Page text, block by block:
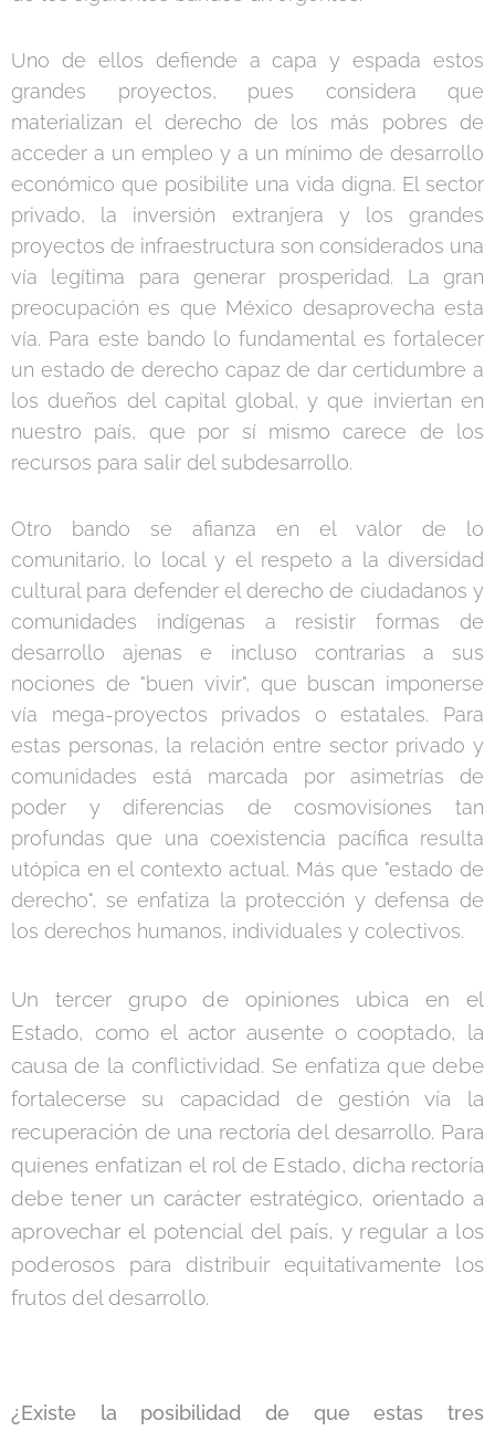
Uno de ellos defiende a capa y espada estos
grandes proyectos, pues considera que
materializan el derecho de los más pobres de
acceder a un empleo y a un mínimo de desarrollo
económico que posibilite una vida digna. El sector
privado, la inversión extranjera y los grandes
proyectos de infraestructura son considerados una
vía legítima para generar prosperidad. La gran
preocupación es que México desaprovecha esta
vía. Para este bando lo fundamental es fortalecer
un estado de derecho capaz de dar certidumbre a
los dueños del capital global, y que inviertan en
nuestro país, que por sí mismo carece de los
recursos para salir del subdesarrollo.
Otro bando se afianza en el valor de lo
comunitario, lo local y el respeto a la diversidad
cultural para defender el derecho de ciudadanos y
comunidades indígenas a resistir formas de
desarrollo ajenas e incluso contrarias a sus
nociones de "buen vivir", que buscan imponerse
vía mega-proyectos privados o estatales. Para
estas personas, la relación entre sector privado y
comunidades está marcada por asimetrías de
poder y diferencias de cosmovisiones tan
profundas que una coexistencia pacífica resulta
utópica en el contexto actual. Más que "estado de
derecho", se enfatiza la protección y defensa de
los derechos humanos, individuales y colectivos.
Un tercer grupo de opiniones ubica en el
Estado, como el actor ausente o cooptado, la
causa de la conflictividad. Se enfatiza que debe
fortalecerse su capacidad de gestión vía la
recuperación de una rectoría del desarrollo. Para
quienes enfatizan el rol de Estado, dicha rectoría
debe tener un carácter estratégico, orientado a
aprovechar el potencial del país, y regular a los
poderosos para distribuir equitativamente los
frutos del desarrollo.
¿Existe la posibilidad de que estas tres